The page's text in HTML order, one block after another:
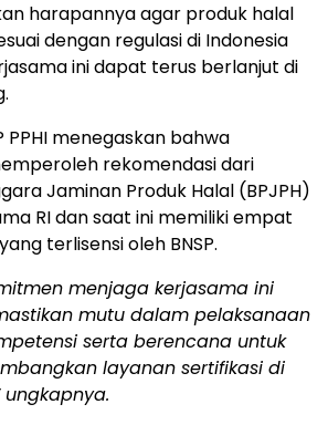
harapannya agar produk halal
dengan regulasi di Indonesia
ini dapat terus berlanjut di
PPHI menegaskan bahwa
rekomendasi dari
Jaminan Produk Halal (BPJPH)
RI dan saat ini memiliki empat
terlisensi oleh BNSP.
menjaga kerjasama ini
mutu dalam pelaksanaan
serta berencana untuk
layanan sertifikasi di
ungkapnya.